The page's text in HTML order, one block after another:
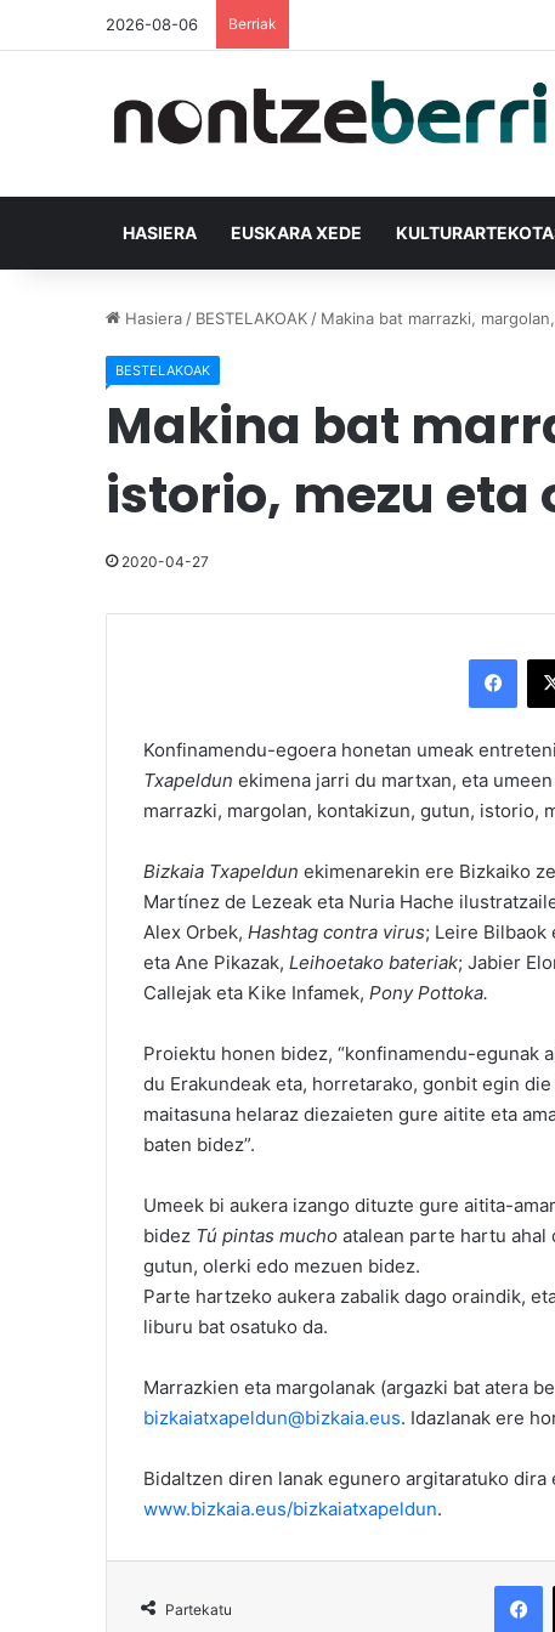
2026-08-06 Berriak
HASIERA EUSKARA XEDE
Hasiera / BESTELAKOAK / Makina bat marrazki,
BESTELAKOAK
Makina bat
istorio, mezu eta
2020-04-27
Konfinamendu-egoera honetan umeak
Txapeldun ekimena jarri du martxan, eta
marrazki, margolan, kontakizun, gutun, istorio,
Bizkaia Txapeldun ekimenarekin ere Bizkaiko
Martínez de Lezeak eta Nuria Hache
Alex Orbek, Hashtag contra virus; Leire Bilbaok
eta Ane Pikazak, Leihoetako bateriak; Jabier
Callejak eta Kike Infamek, Pony Pottoka.
Proiektu honen bidez, “konfinamendu-egunak
du Erakundeak eta, horretarako, gonbit egin
maitasuna helaraz diezaieten gure aitite eta
baten bidez”.
Umeek bi aukera izango dituzte gure aitita-
bidez Tú pintas mucho atalean parte hartu ahal
gutun, olerki edo mezuen bidez.
Parte hartzeko aukera zabalik dago oraindik,
liburu bat osatuko da.
Marrazkien eta margolanak (argazki bat atera
bizkaiatxapeldun@bizkaia.eus. Idazlanak ere
Bidaltzen diren lanak egunero argitaratuko
www.bizkaia.eus/bizkaiatxapeldun.
Partekatu